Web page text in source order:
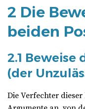
2 Die
beiden
2.1 Beweise
(der
Die Verfechter